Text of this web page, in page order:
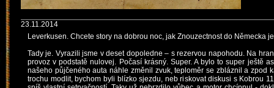
23.11.2014
Leverkusen. Chcete story na dobrou noc, jak Znouzectnost do Německa
Tady je. Vyrazili jsme v deset dopoledne – s rezervou napohodu. Na
provoz v podstatě nulovej. Počasí krásný. Super. A bylo to super ještě
našeho půjčeného auta náhle změnil zvuk, teploměr se zbláznil a zpod
trochu modlit, bychom byli blízko sjezdu, neb riskovat diskusi s Kobrou